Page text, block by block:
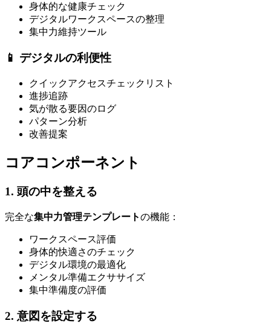
身体的な健康チェック
デジタルワークスペースの整理
集中力維持ツール
📱 デジタルの利便性
クイックアクセスチェックリスト
進捗追跡
気が散る要因のログ
パターン分析
改善提案
コアコンポーネント
1. 頭の中を整える
完全な集中力管理テンプレートの機能：
ワークスペース評価
身体的快適さのチェック
デジタル環境の最適化
メンタル準備エクササイズ
集中準備度の評価
2. 意図を設定する